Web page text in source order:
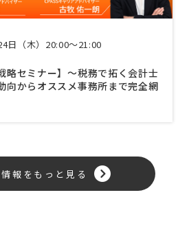
日（木）20:00～21:00
略セミナー】〜税務で拓く会計士
向からオススメ事務所まで完全網
報をもっと見る